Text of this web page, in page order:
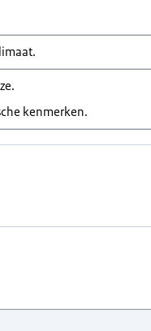
kenmerken.